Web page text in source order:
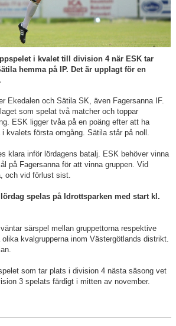
i kvalet till division 4 när ESK tar
hemma på IP. Det är upplagt för en
Ekedalen och Sätila SK, även Fagersanna IF.
som spelat två matcher och toppar
ESK ligger tvåa på en poäng efter att ha
kvalets första omgång. Sätila står på noll.
klara inför lördagens batalj. ESK behöver vinna
på Fagersanna för att vinna gruppen. Vid
och vid förlust sist.
spelas på Idrottsparken med start kl.
särspel mellan gruppettorna respektive
kvalgrupperna inom Västergötlands distrikt.
som tar plats i division 4 nästa säsong vet
3 spelats färdigt i mitten av november.